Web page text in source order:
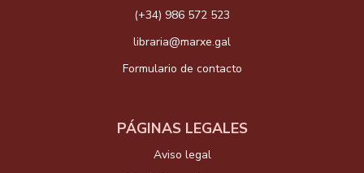
(+34) 986 572 523
libraria@marxe.gal
Formulario de contacto
PÁGINAS LEGALES
Aviso legal